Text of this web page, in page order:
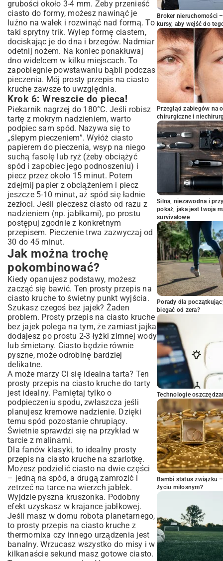
grubości około 3-4 mm. Żeby przenieść
ciasto do formy, możesz nawinąć je
luźno na wałek i rozwinąć nad formą. To
taki sprytny trik. Wylep formę ciastem,
dociskając je do dna i brzegów. Nadmiar
odetnij nożem. Na koniec ponakłuwaj
dno widelcem w kilku miejscach. To
zapobiegnie powstawaniu bąbli podczas
pieczenia. Mój prosty przepis na ciasto
kruche zawsze to uwzględnia.
Krok 6: Wreszcie do pieca!
Piekarnik nagrzej do 180°C. Jeśli robisz
tartę z mokrym nadzieniem, warto
podpiec sam spód. Nazywa się to
„ślepym pieczeniem”. Wyłóż ciasto
papierem do pieczenia, wsyp na niego
suchą fasolę lub ryż (żeby obciążyć
spód i zapobiec jego podnoszeniu) i
piecz przez około 15 minut. Potem
zdejmij papier z obciążeniem i piecz
jeszcze 5-10 minut, aż spód się ładnie
zezłoci. Jeśli pieczesz ciasto od razu z
nadzieniem (np. jabłkami), po prostu
postępuj zgodnie z konkretnym
przepisem. Pieczenie trwa zazwyczaj od
30 do 45 minut.
Jak można trochę
pokombinować?
Kiedy opanujesz podstawy, możesz
zacząć się bawić. Ten prosty przepis na
ciasto kruche to świetny punkt wyjścia.
Szukasz czegoś bez jajek? Żaden
problem. Prosty przepis na ciasto kruche
bez jajek polega na tym, że zamiast jajka
dodajesz po prostu 2-3 łyżki zimnej wody
lub śmietany. Ciasto będzie równie
pyszne, może odrobinę bardziej
delikatne.
A może marzy Ci się idealna tarta? Ten
prosty przepis na ciasto kruche do tarty
jest idealny. Pamiętaj tylko o
podpieczeniu spodu, zwłaszcza jeśli
planujesz kremowe nadzienie. Dzięki
temu spód pozostanie chrupiący.
Świetnie sprawdzi się na przykład w
tarcie z malinami.
Dla fanów klasyki, to idealny prosty
przepis na ciasto kruche na szarlotkę.
Możesz podzielić ciasto na dwie części
– jedną na spód, a drugą zamrozić i
zetrzeć na tarce na wierzch jabłek.
Wyjdzie pyszna kruszonka. Podobny
efekt uzyskasz w krajance jabłkowej.
Jeśli masz w domu robota planetarnego,
to prosty przepis na ciasto kruche z
thermomixa czy innego urządzenia jest
banalny. Wrzucasz wszystko do misy i w
kilkanaście sekund masz gotowe ciasto.
Broker nieruchomości
kursy, aby wejść do
Przegląd zabiegów na
chirurgiczne i
Silna, niezawodna i
pokaż, jaka jest twoja
survivalowe
Porady dla
biegać od zera?
Technologie
Bambi status związku
życiu miłosnym?